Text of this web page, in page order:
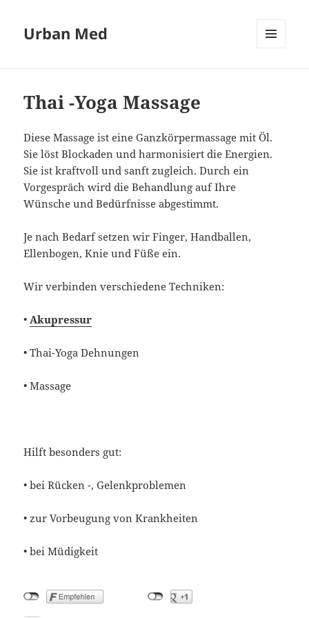
Urban Med
Thai -Yoga Massage
Diese Massage ist eine Ganzkörpermassage mit Öl.
Sie löst Blockaden und harmonisiert die Energien.
Sie ist kraftvoll und sanft zugleich. Durch ein
Vorgespräch wird die Behandlung auf Ihre
Wünsche und Bedürfnisse abgestimmt.
Je nach Bedarf setzen wir Finger, Handballen,
Ellenbogen, Knie und Füße ein.
Wir verbinden verschiedene Techniken:
•Akupressur
• Thai-Yoga Dehnungen
• Massage
Hilft besonders gut:
• bei Rücken -, Gelenkproblemen
• zur Vorbeugung von Krankheiten
• bei Müdigkeit